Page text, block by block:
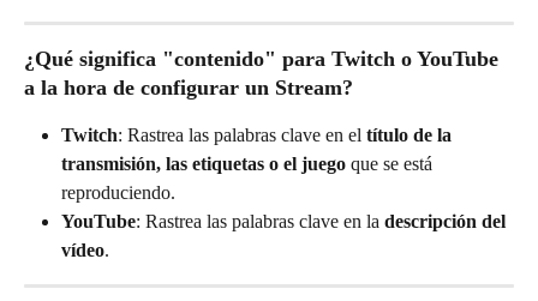
¿Qué significa "contenido" para Twitch o YouTube
a la hora de configurar un Stream?
Twitch: Rastrea las palabras clave en el título de la
transmisión, las etiquetas o el juego que se está
reproduciendo.
YouTube: Rastrea las palabras clave en la descripción del
vídeo.